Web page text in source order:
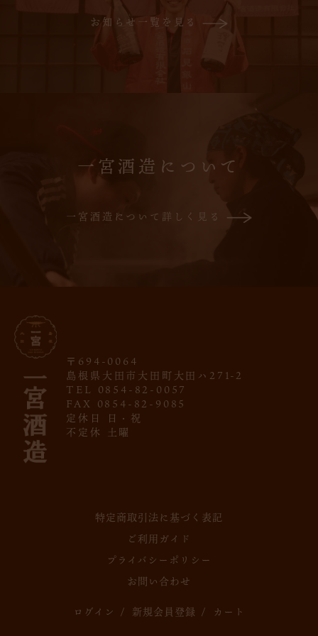
お知らせ一覧を見る
一宮酒造について
一宮酒造について詳しく見る
〒694-0064
島根県大田市大田町大田ハ271-2
TEL 0854-82-0057
FAX 0854-82-9085
定休日 日・祝
不定休 土曜
ログイン / 新規会員登録 / カート
特定商取引法に基づく表記
ご利用ガイド
プライバシーポリシー
お問い合わせ